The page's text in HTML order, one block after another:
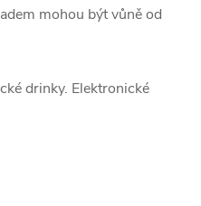
mohou být vůně od
drinky. Elektronické